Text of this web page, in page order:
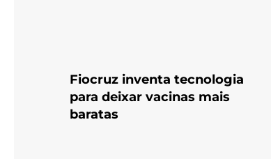
Fiocruz inventa tecnologia
para deixar vacinas mais
baratas